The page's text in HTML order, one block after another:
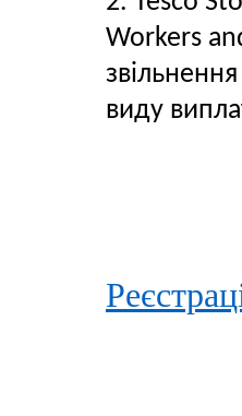
Workers
виду